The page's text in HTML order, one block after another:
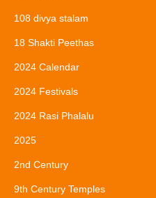
108 divya stalam
18 Shakti Peethas
2024 Calendar
2024 Festivals
2024 Rasi Phalalu
2025
2nd Century
9th Century Temples